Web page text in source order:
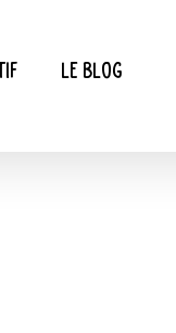
Le blog